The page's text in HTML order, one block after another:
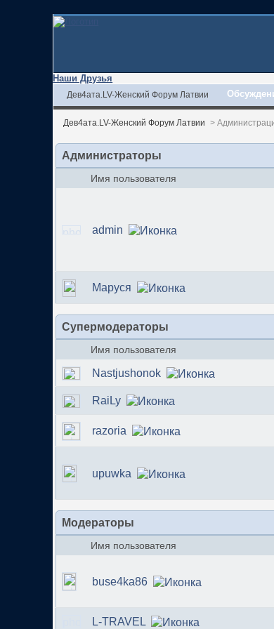
Наши Друзья
Дев4ата.LV-Женский Форум Латвии
Дев4ата.LV-Женский Форум Латвии >
Администраторы
Имя пользователя
admin
Маруся
Супермодераторы
Имя пользователя
Nastjushonok
RaiLy
razoria
upuwka
Модераторы
Имя пользователя
buse4ka86
L-TRAVEL